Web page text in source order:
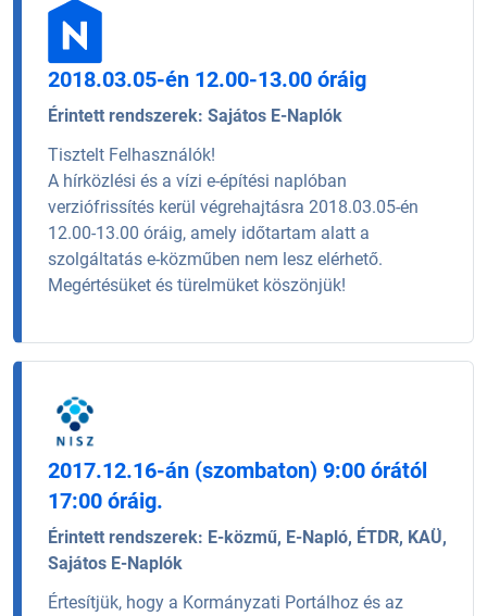
2018.03.05-én 12.00-13.00 óráig
Érintett rendszerek: Sajátos E-Naplók
Tisztelt Felhasználók!
A hírközlési és a vízi e-építési naplóban
verziófrissítés kerül végrehajtásra 2018.03.05-én
12.00-13.00 óráig, amely időtartam alatt a
szolgáltatás e-közműben nem lesz elérhető.
Megértésüket és türelmüket köszönjük!
2017.12.16-án (szombaton) 9:00 órától
17:00 óráig.
Érintett rendszerek: E-közmű, E-Napló, ÉTDR, KAÜ,
Sajátos E-Naplók
Értesítjük, hogy a Kormányzati Portálhoz és az